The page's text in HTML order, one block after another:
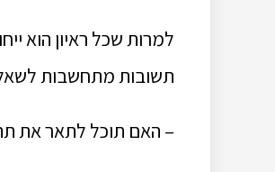
למרות שכל ראיון הוא
תשובות מתחשבות
– האם תוכל לתאר את